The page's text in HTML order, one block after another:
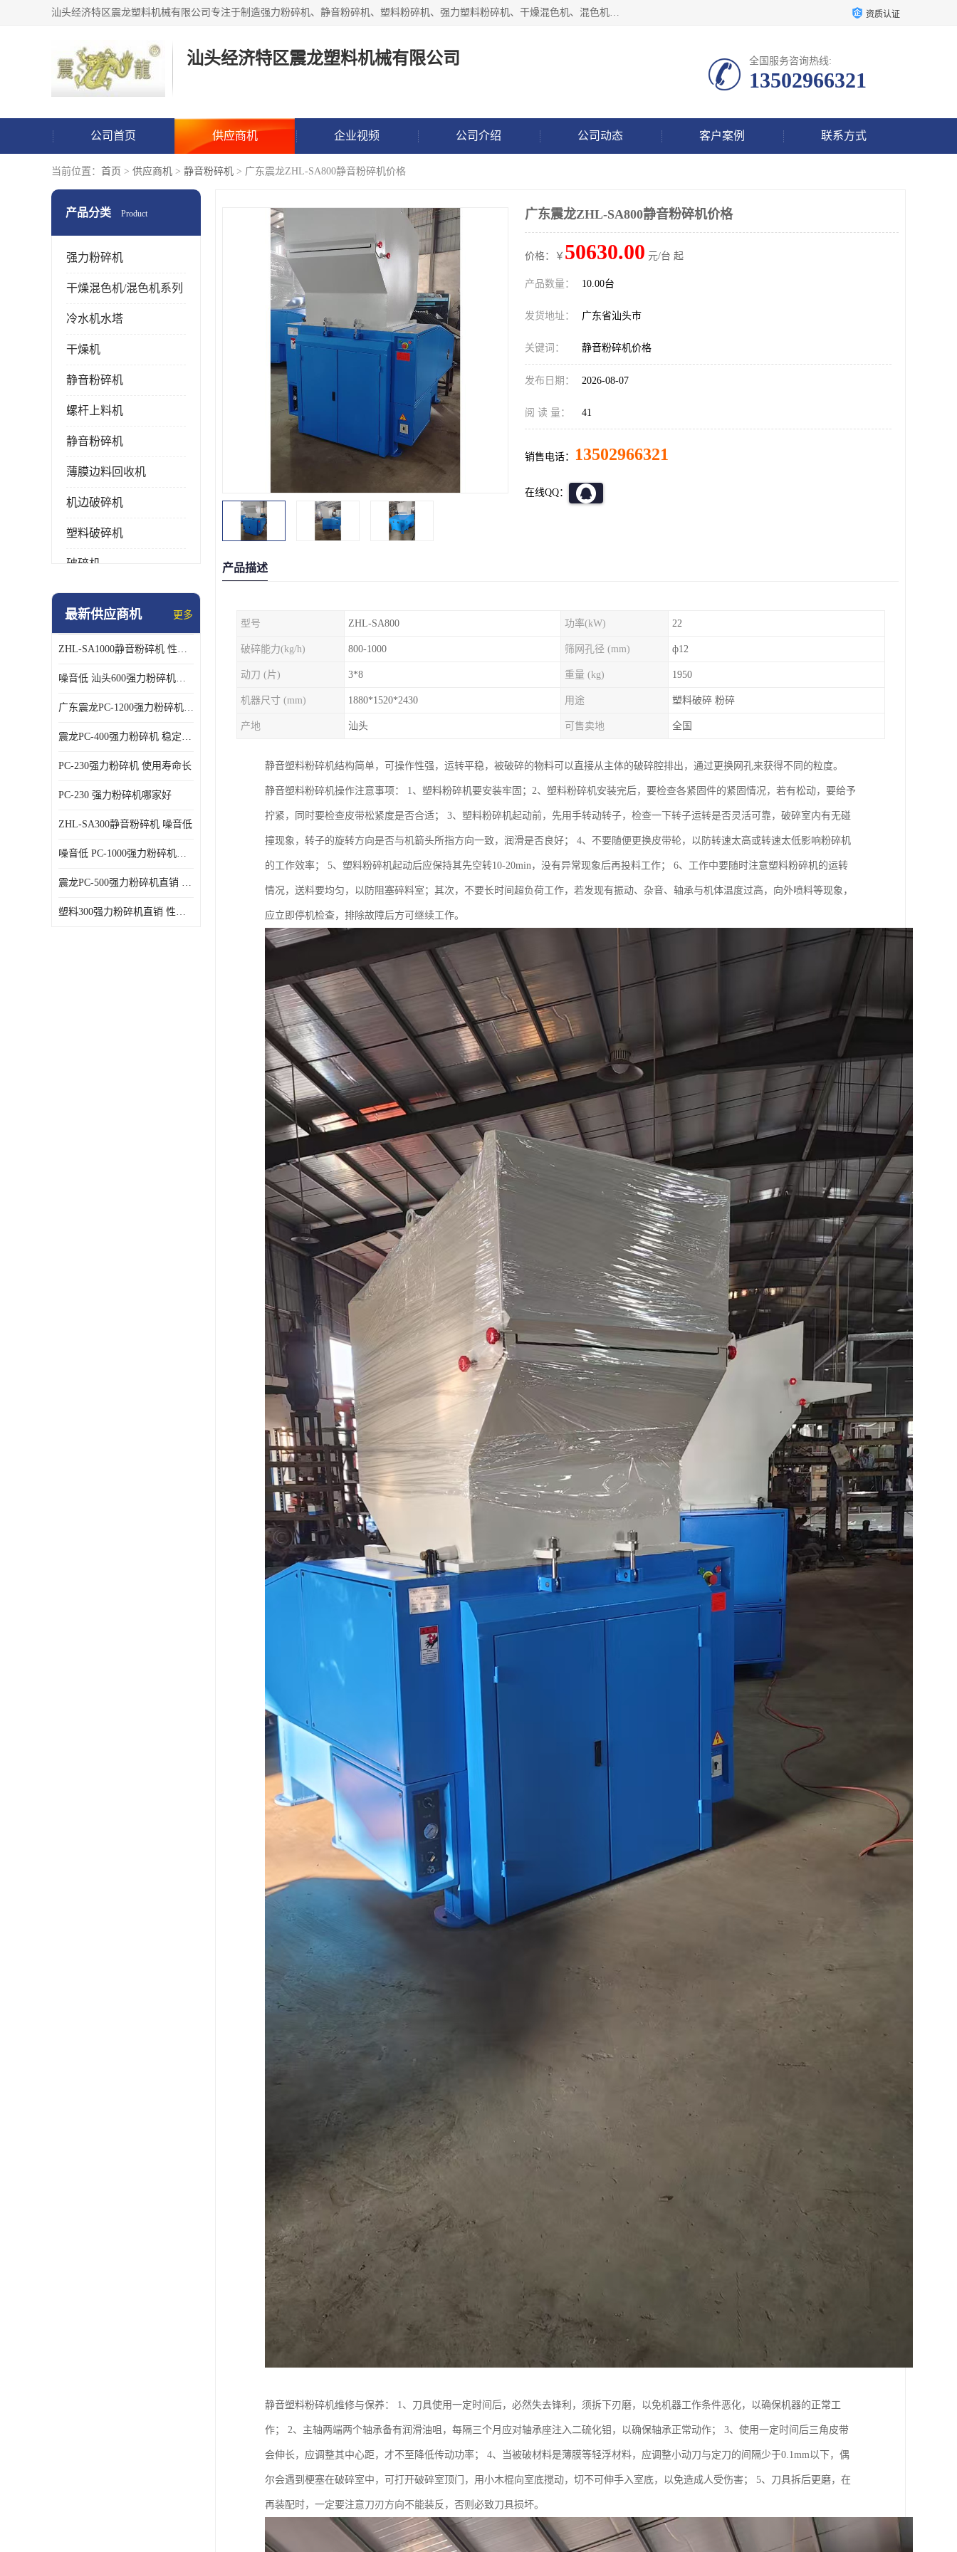
汕头经济特区震龙塑料机械有限公司专注于制造强力粉碎机、静音粉碎机、塑料粉碎机、强力塑料粉碎机、干燥混色机、混色机、冷水机、上料机等塑料辅助机械。 资质认证
汕头经济特区震龙塑料机械有限公司 全国服务咨询热线:
13502966321
公司首页 供应商机 企业视频 公司介绍 公司动态 客户案例 联系方式
当前位置： 首页 > 供应商机 > 静音粉碎机 > 广东震龙ZHL-SA800静音粉碎机价格
产品分类 Product
强力粉碎机
干燥混色机/混色机系列
冷水机水塔
干燥机
静音粉碎机
螺杆上料机
静音粉碎机
薄膜边料回收机
机边破碎机
塑料破碎机
破碎机
强力粉碎机
最新供应商机 更多
ZHL-SA1000静音粉碎机 性能稳定
噪音低 汕头600强力粉碎机直供
广东震龙PC-1200强力粉碎机 物超所值
震龙PC-400强力粉碎机 稳定性好
PC-230强力粉碎机 使用寿命长
PC-230 强力粉碎机哪家好
ZHL-SA300静音粉碎机 噪音低
噪音低 PC-1000强力粉碎机直供
震龙PC-500强力粉碎机直销 性价比高
塑料300强力粉碎机直销 性价比高
广东震龙ZHL-SA800静音粉碎机价格
价格：￥ 50630.00 元/台 起
产品数量： 10.00台
发货地址： 广东省汕头市
关键词： 静音粉碎机价格
发布日期： 2026-08-07
阅 读 量： 41
销售电话： 13502966321
在线QQ：
产品描述
型号 ZHL-SA800 功率(kW) 22
破碎能力(kg/h) 800-1000 筛网孔径 (mm) ф12
动刀 (片) 3*8 重量 (kg) 1950
机器尺寸 (mm) 1880*1520*2430 用途 塑料破碎 粉碎
产地 汕头 可售卖地 全国
静音塑料粉碎机结构简单，可操作性强，运转平稳，被破碎的物料可以直接从主体的破碎腔排出，通过更换网孔来获得不同的粒度。
静音塑料粉碎机操作注意事项： 1、塑料粉碎机要安装牢固；2、塑料粉碎机安装完后，要检查各紧固件的紧固情况，若有松动，要给予
拧紧，同时要检查皮带松紧度是否合适； 3、塑料粉碎机起动前，先用手转动转子，检查一下转子运转是否灵活可靠，破碎室内有无碰
撞现象，转子的旋转方向是否与机箭头所指方向一致，润滑是否良好； 4、不要随便更换皮带轮，以防转速太高或转速太低影响粉碎机
的工作效率； 5、塑料粉碎机起动后应保持其先空转10-20min，没有异常现象后再投料工作； 6、工作中要随时注意塑料粉碎机的运转
情况，送料要均匀，以防阻塞碎料室；其次，不要长时间超负荷工作，若发现有振动、杂音、轴承与机体温度过高，向外喷料等现象，
应立即停机检查，排除故障后方可继续工作。
静音塑料粉碎机维修与保养： 1、刀具使用一定时间后，必然失去锋利，须拆下刃磨，以免机器工作条件恶化，以确保机器的正常工
作； 2、主轴两端两个轴承备有润滑油咀，每隔三个月应对轴承座注入二硫化钼，以确保轴承正常动作； 3、使用一定时间后三角皮带
会伸长，应调整其中心距，才不至降低传动功率； 4、当被破材料是薄膜等轻浮材料，应调整小动刀与定刀的间隔少于0.1mm以下，偶
尔会遇到梗塞在破碎室中，可打开破碎室顶门，用小木棍向室底搅动，切不可伸手入室底，以免造成人受伤害； 5、刀具拆后更磨，在
再装配时，一定要注意刀刃方向不能装反，否则必致刀具损坏。